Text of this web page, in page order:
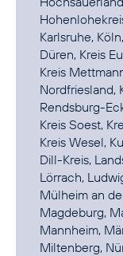
Karlsruhe,
Düren, Kreis
Kreis
Nordfriesland,
Rendsburg-
Kreis Soest,
Kreis Wesel,
Dill-Kreis,
Lörrach,
Mülheim an
Magdeburg,
Mannheim,
Miltenberg,